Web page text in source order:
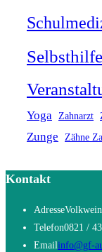
Selbsthilfe
Yoga Zahnarzt
Zunge Zähne
Kontakt
Adresse
Telefon0821 /
Emailinfo@gf-